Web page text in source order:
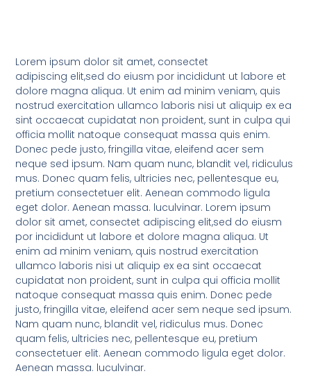
Lorem ipsum dolor sit amet, consectet
adipiscing elit,sed do eiusm por incididunt ut labore et
dolore magna aliqua. Ut enim ad minim veniam, quis
nostrud exercitation ullamco laboris nisi ut aliquip ex ea
sint occaecat cupidatat non proident, sunt in culpa qui
officia mollit natoque consequat massa quis enim.
Donec pede justo, fringilla vitae, eleifend acer sem
neque sed ipsum. Nam quam nunc, blandit vel, ridiculus
mus. Donec quam felis, ultricies nec, pellentesque eu,
pretium consectetuer elit. Aenean commodo ligula
eget dolor. Aenean massa. luculvinar. Lorem ipsum
dolor sit amet, consectet adipiscing elit,sed do eiusm
por incididunt ut labore et dolore magna aliqua. Ut
enim ad minim veniam, quis nostrud exercitation
ullamco laboris nisi ut aliquip ex ea sint occaecat
cupidatat non proident, sunt in culpa qui officia mollit
natoque consequat massa quis enim. Donec pede
justo, fringilla vitae, eleifend acer sem neque sed ipsum.
Nam quam nunc, blandit vel, ridiculus mus. Donec
quam felis, ultricies nec, pellentesque eu, pretium
consectetuer elit. Aenean commodo ligula eget dolor.
Aenean massa. luculvinar.